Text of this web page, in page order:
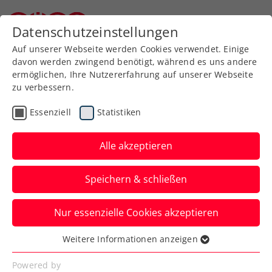
Zurück zur Newsübersicht
Ausbildung
FE&MALE Sports
Conference 2025: Jetzt
Early-Bird-Ticket sichern!
Advantage Ladies: Noch bis inklusive 30.
November 2024 sind Karten zum
Datenschutzeinstellungen
Auf unserer Webseite werden Cookies verwendet. Einige
davon werden zwingend benötigt, während es uns andere
ermöglichen, Ihre Nutzererfahrung auf unserer Webseite
zu verbessern.
Essenziell Statistiken
Alle akzeptieren
Speichern & schließen
Nur essenzielle Cookies akzeptieren
Essenziell
Essenzielle Cookies werden für grundlegende
Weitere Informationen anzeigen
Powered by